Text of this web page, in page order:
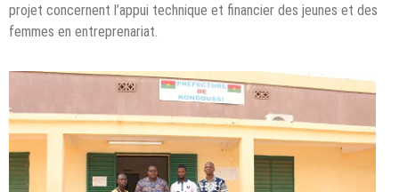
projet concernent l’appui technique et financier des jeunes et des
femmes en entreprenariat.